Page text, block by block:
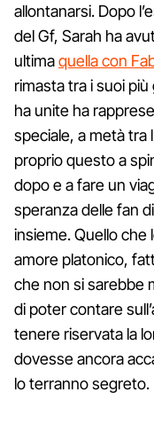
allontanarsi. Dopo
del Gf, Sarah ha
ultimaquella con
rimasta tra i suoi
ha unite ha
speciale, a metà tra
proprio questo a
dopo e a fare un
speranza delle fan
insieme. Quello che
amore platonico,
che non si sarebbe
di poter contare
tenere riservata la
dovesse ancora
lo terranno segreto.